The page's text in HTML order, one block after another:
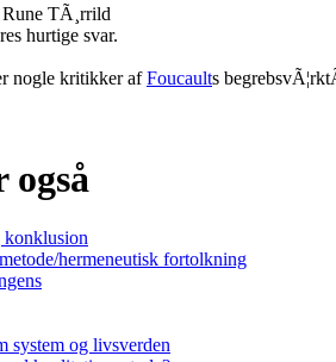
TÃ¸rrild
hurtige svar.
nogle kritikker afFoucaults
også
konklusion
hermeneutisk fortolkning
system og livsverden